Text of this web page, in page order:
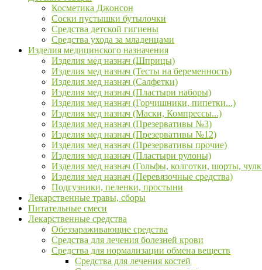
Косметика Джонсон
Соски пустышки бутылочки
Средства детской гигиены
Средства ухода за младенцами
Изделия медицинского назначения
Изделия мед назнач (Шприцы)
Изделия мед назнач (Тесты на беременность)
Изделия мед назнач (Салфетки)
Изделия мед назнач (Пластыри наборы)
Изделия мед назнач (Горчишники, пипетки...)
Изделия мед назнач (Маски, Компрессы...)
Изделия мед назнач (Презервативы №3)
Изделия мед назнач (Презервативы №12)
Изделия мед назнач (Презервативы прочие)
Изделия мед назнач (Пластыри рулоны)
Изделия мед назнач (Гольфы, колготки, шорты,
Изделия мед назнач (Перевязочные средства)
Подгузники, пеленки, простыни
Лекарственные травы, сборы
Питательные смеси
Лекарственные средства
Обеззараживающие средства
Средства для лечения болезней крови
Средства для нормализации обмена веществ
Средства для лечения костей